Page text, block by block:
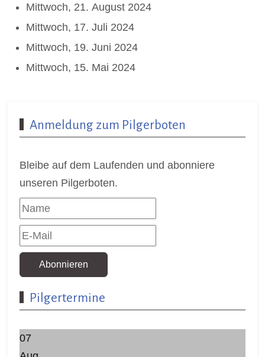
Mittwoch, 21. August 2024
Mittwoch, 17. Juli 2024
Mittwoch, 19. Juni 2024
Mittwoch, 15. Mai 2024
Anmeldung zum Pilgerboten
Bleibe auf dem Laufenden und abonniere
unseren Pilgerboten.
Abonnieren
Pilgertermine
07